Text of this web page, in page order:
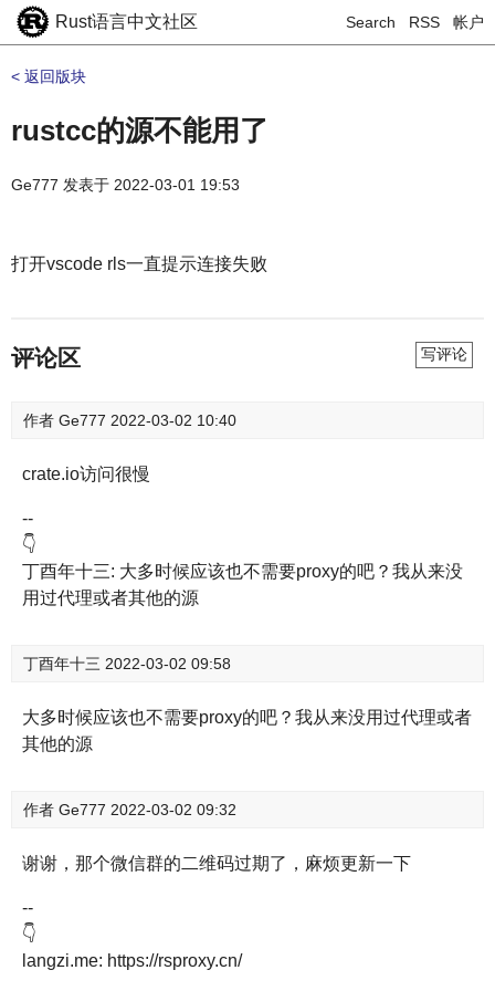
Rust语言中文社区 Search RSS 帐户
< 返回版块
rustcc的源不能用了
Ge777 发表于 2022-03-01 19:53
打开vscode rls一直提示连接失败
评论区 写评论
作者 Ge777 2022-03-02 10:40
crate.io访问很慢
--
👇
丁酉年十三: 大多时候应该也不需要proxy的吧？我从来没
用过代理或者其他的源
丁酉年十三 2022-03-02 09:58
大多时候应该也不需要proxy的吧？我从来没用过代理或者
其他的源
作者 Ge777 2022-03-02 09:32
谢谢，那个微信群的二维码过期了，麻烦更新一下
--
👇
langzi.me: https://rsproxy.cn/